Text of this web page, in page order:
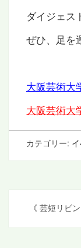
ダイジェス
ぜひ、足を
大阪芸術大
大阪芸術大
カテゴリー:
《 芸短リビン